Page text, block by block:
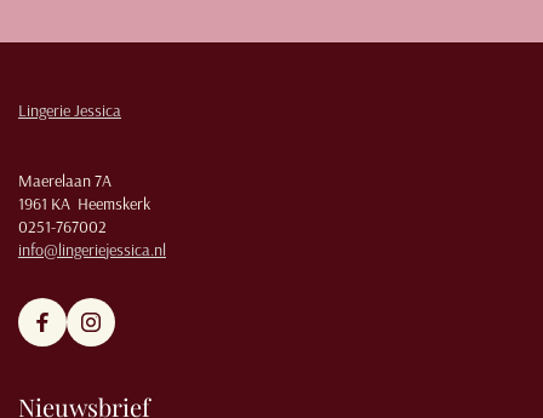
Lingerie Jessica
Maerelaan 7A
1961 KA Heemskerk
0251-767002
info@lingeriejessica.nl
Nieuwsbrief